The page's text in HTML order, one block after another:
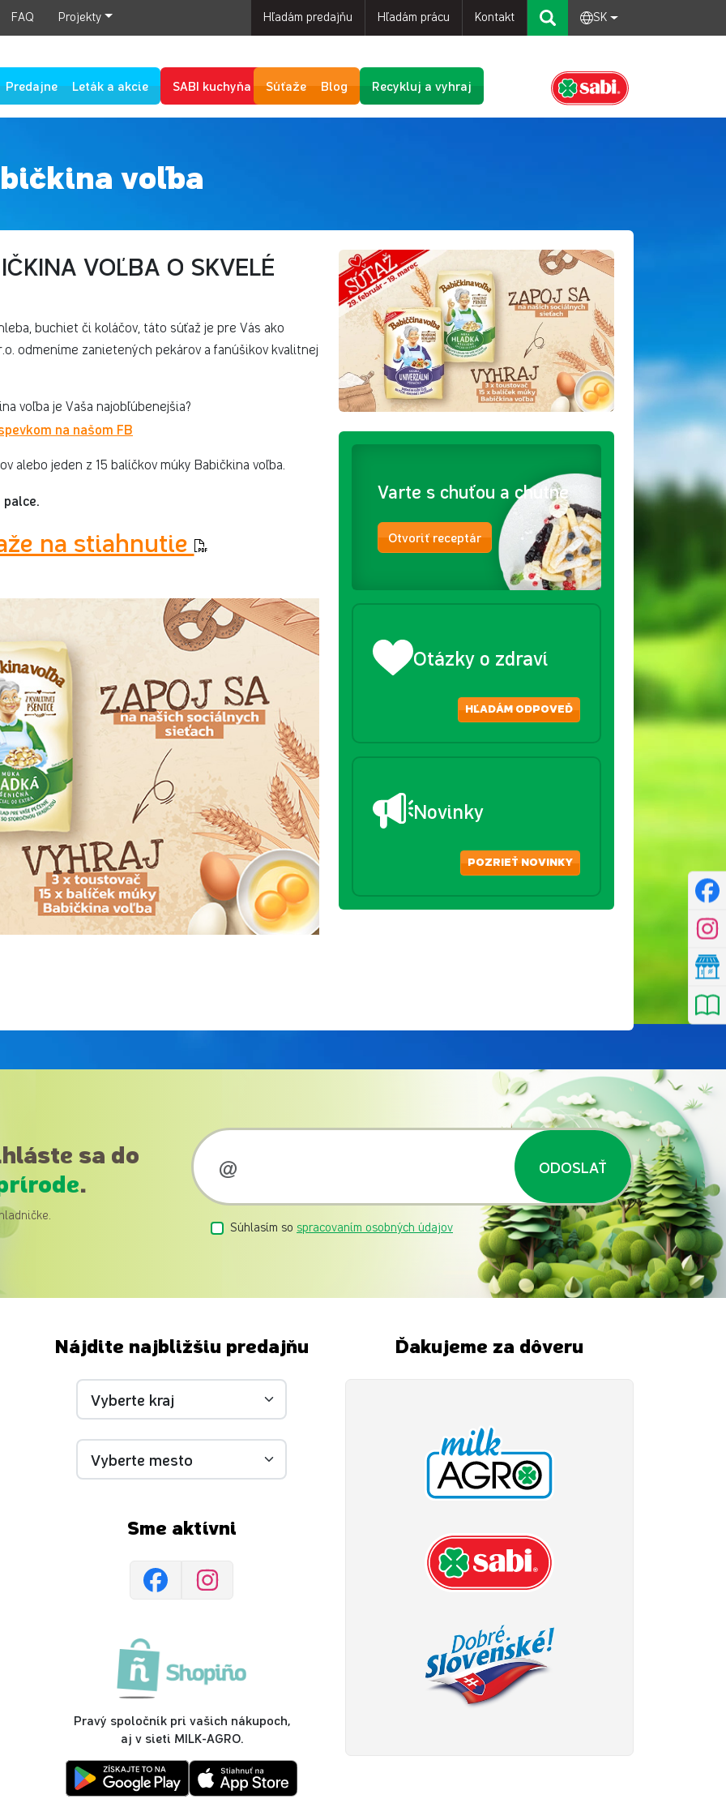
FAQ Projekty Hľadám predajňu Hľadám prácu Kontakt SK
Predajne Leták a akcie SABI kuchyňa Súťaže Blog Recykluj a vyhraj
voľba
VOĽBA O SKVELÉ
buchiet či koláčov, táto súťaž je pre Vás ako
odmeníme zanietených pekárov a fanúšikov kvalitnej
voľba je Vaša najobľúbenejšia?
na našom FB
alebo jeden z 15 balíčkov múky Babičkina voľba.
na stiahnutie
Varte s chuťou a chutne
Otvoriť receptár
Otázky o zdraví
HĽADÁM ODPOVEĎ
Novinky
POZRIEŤ NOVINKY
sa do
.
ODOSLAŤ
Súhlasím so spracovaním osobných údajov
Nájdite najbližšiu predajňu
Sme aktívni
Pravý spoločník pri vašich nákupoch,
aj v sieti MILK-AGRO.
Ďakujeme za dôveru